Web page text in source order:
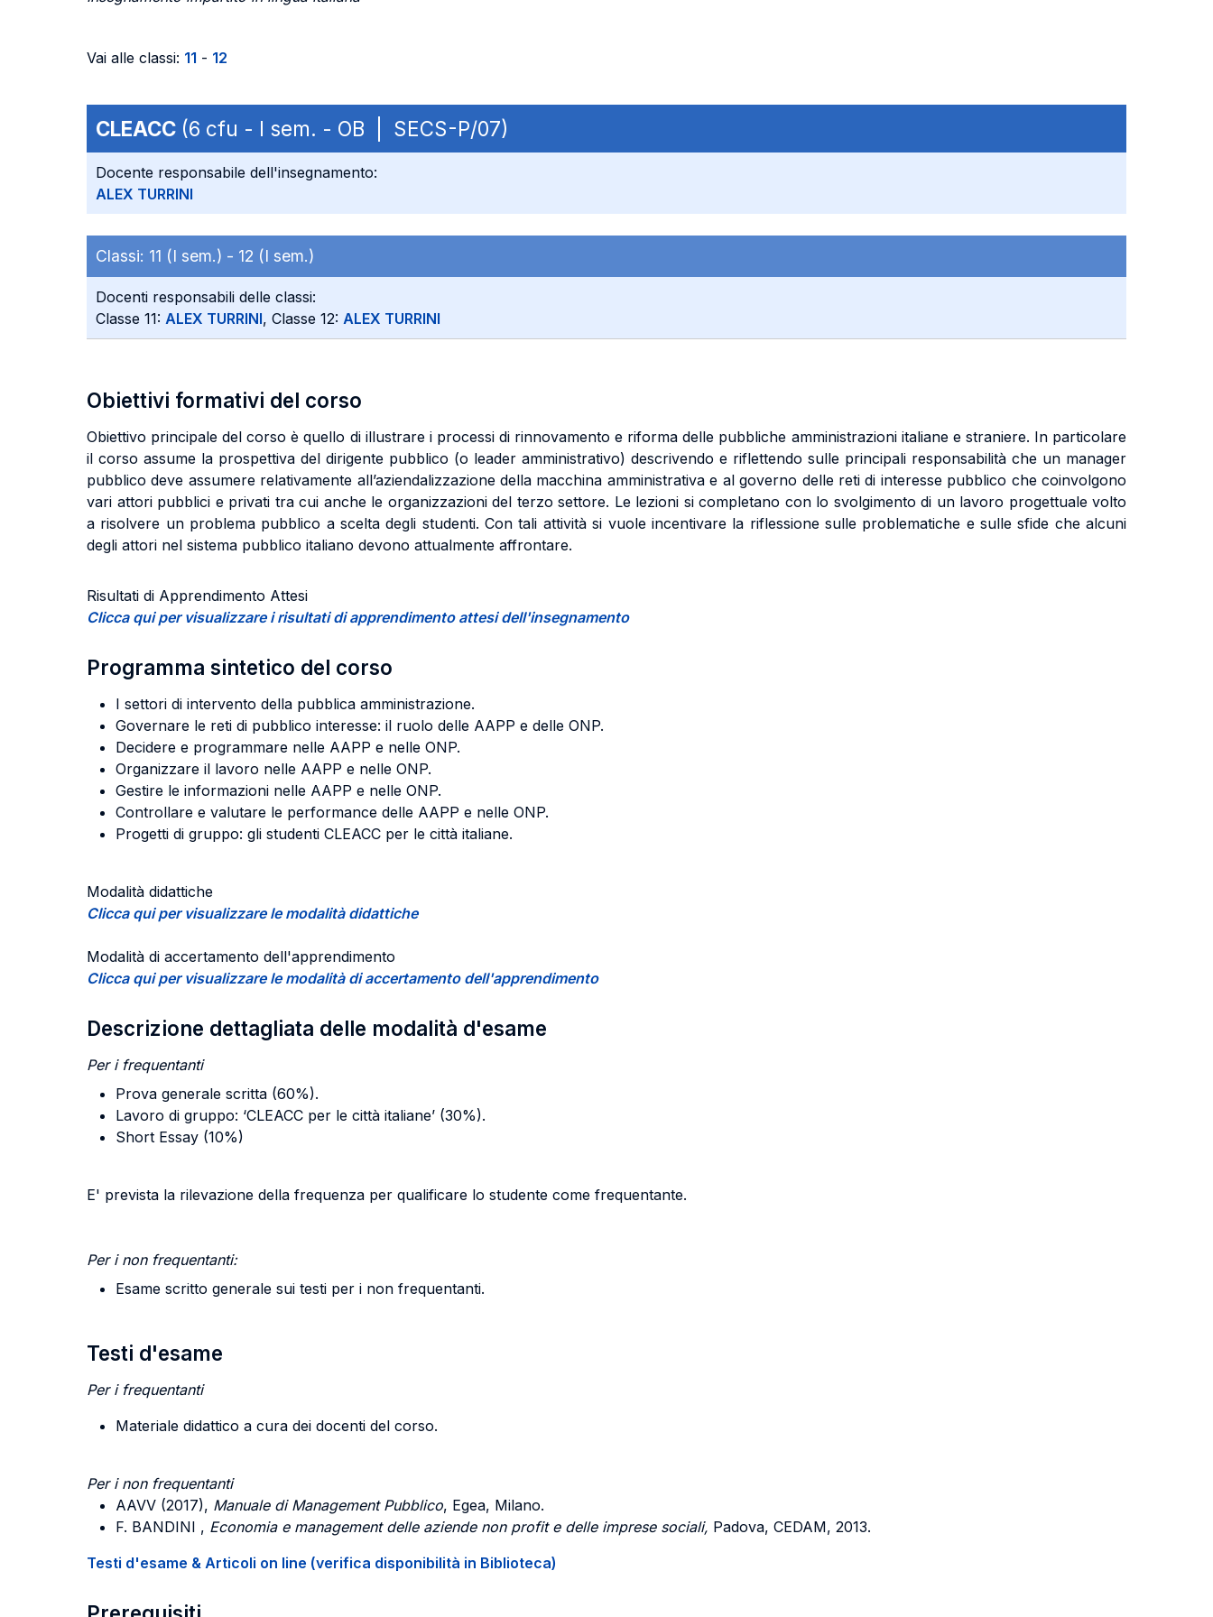
Vai alle classi: 11 - 12
CLEACC (6 cfu - I sem. - OB | SECS-P/07)
Docente responsabile dell'insegnamento:
ALEX TURRINI
Classi: 11 (I sem.) - 12 (I sem.)
Docenti responsabili delle classi:
Classe 11: ALEX TURRINI, Classe 12: ALEX TURRINI
Obiettivi formativi del corso
Obiettivo principale del corso è quello di illustrare i processi di rinnovamento e riforma delle pubbliche amministrazioni italiane e straniere. In particolare
il corso assume la prospettiva del dirigente pubblico (o leader amministrativo) descrivendo e riflettendo sulle principali responsabilità che un manager
pubblico deve assumere relativamente all’aziendalizzazione della macchina amministrativa e al governo delle reti di interesse pubblico che coinvolgono
vari attori pubblici e privati tra cui anche le organizzazioni del terzo settore. Le lezioni si completano con lo svolgimento di un lavoro progettuale volto
a risolvere un problema pubblico a scelta degli studenti. Con tali attività si vuole incentivare la riflessione sulle problematiche e sulle sfide che alcuni
degli attori nel sistema pubblico italiano devono attualmente affrontare.
Risultati di Apprendimento Attesi
Clicca qui per visualizzare i risultati di apprendimento attesi dell'insegnamento
Programma sintetico del corso
I settori di intervento della pubblica amministrazione.
Governare le reti di pubblico interesse: il ruolo delle AAPP e delle ONP.
Decidere e programmare nelle AAPP e nelle ONP.
Organizzare il lavoro nelle AAPP e nelle ONP.
Gestire le informazioni nelle AAPP e nelle ONP.
Controllare e valutare le performance delle AAPP e nelle ONP.
Progetti di gruppo: gli studenti CLEACC per le città italiane.
Modalità didattiche
Clicca qui per visualizzare le modalità didattiche
Modalità di accertamento dell'apprendimento
Clicca qui per visualizzare le modalità di accertamento dell'apprendimento
Descrizione dettagliata delle modalità d'esame
Per i frequentanti
Prova generale scritta (60%).
Lavoro di gruppo: ‘CLEACC per le città italiane’ (30%).
Short Essay (10%)
E' prevista la rilevazione della frequenza per qualificare lo studente come frequentante.
Per i non frequentanti:
Esame scritto generale sui testi per i non frequentanti.
Testi d'esame
Per i frequentanti
Materiale didattico a cura dei docenti del corso.
Per i non frequentanti
AAVV (2017), Manuale di Management Pubblico, Egea, Milano.
F. BANDINI , Economia e management delle aziende non profit e delle imprese sociali, Padova, CEDAM, 2013.
Testi d'esame & Articoli on line (verifica disponibilità in Biblioteca)